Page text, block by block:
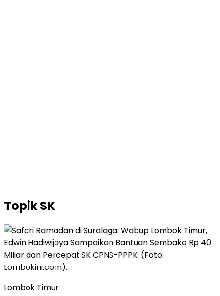
TopikSK
Lombok Timur